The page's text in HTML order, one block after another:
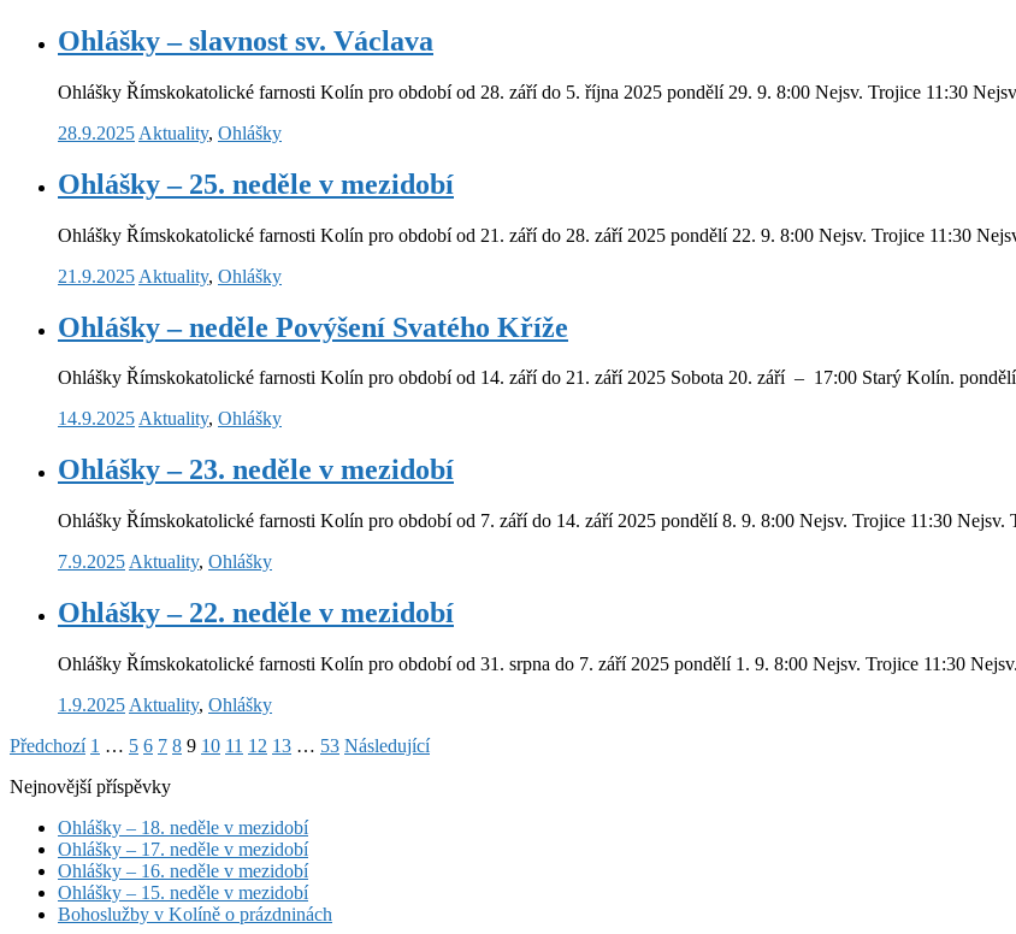
Ohlášky – slavnost sv. Václava
Ohlášky Římskokatolické farnosti Kolín pro období od 28. září do 5. října 2025 pondělí 29. 9. 8:00 Nejsv. Trojice 11:30
28.9.2025 Aktuality, Ohlášky
Ohlášky – 25. neděle v mezidobí
Ohlášky Římskokatolické farnosti Kolín pro období od 21. září do 28. září 2025 pondělí 22. 9. 8:00 Nejsv. Trojice 11:30
21.9.2025 Aktuality, Ohlášky
Ohlášky – neděle Povýšení Svatého Kříže
Ohlášky Římskokatolické farnosti Kolín pro období od 14. září do 21. září 2025 Sobota 20. září – 17:00 Starý Kolín.
14.9.2025Aktuality, Ohlášky
Ohlášky – 23. neděle v mezidobí
Ohlášky Římskokatolické farnosti Kolín pro období od 7. září do 14. září 2025 pondělí 8. 9. 8:00 Nejsv. Trojice 11:30
7.9.2025 Aktuality, Ohlášky
Ohlášky – 22. neděle v mezidobí
Ohlášky Římskokatolické farnosti Kolín pro období od 31. srpna do 7. září 2025 pondělí 1. 9. 8:00 Nejsv. Trojice 11:30
1.9.2025 Aktuality, Ohlášky
Stránkování
příspěvků
Předchozí 1 … 5 6 7 8 9 10 11 12 13 … 53 Následující
Nejnovější příspěvky
Ohlášky – 18. neděle v mezidobí
Ohlášky – 17. neděle v mezidobí
Ohlášky – 16. neděle v mezidobí
Ohlášky – 15. neděle v mezidobí
Bohoslužby v Kolíně o prázdninách